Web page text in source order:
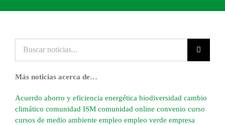
noticias...
Más noticias acerca de…
Acuerdo ahorro y eficiencia energética biodiversidad cambio
climático comunidad ISM comunidad online convenio curso
cursos de medio ambiente empleo empleo verde empresa